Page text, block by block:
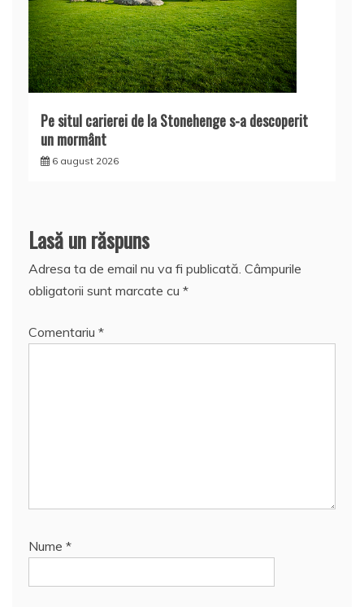
Pe situl carierei de la Stonehenge s-a descoperit
un mormânt
6 august 2026
Lasă un răspuns
Adresa ta de email nu va fi publicată. Câmpurile
obligatorii sunt marcate cu *
Comentariu *
Nume *